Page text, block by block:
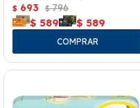
$ 693 $ 796
$ 589 $ 589